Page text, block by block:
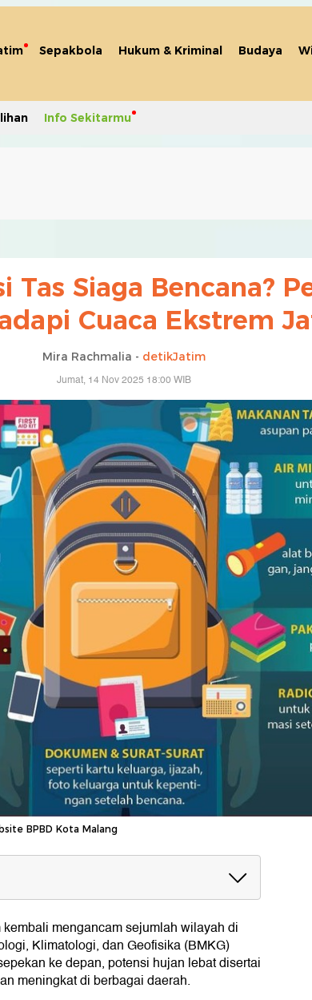
Sepakbola Hukum & Kriminal Budaya
Info Sekitarmu
Tas Siaga Bencana?
Cuaca Ekstrem
Mira Rachmalia - detikJatim
Jumat, 14 Nov 2025 18:00 WIB
BPBD Kota Malang
Bencana Sangat Penting?
Bencana?
untuk 3 Hari
Lama
mengancam sejumlah wilayah di
Klimatologi, dan Geofisika (BMKG)
ke depan, potensi hujan lebat disertai
meningkat di berbagai daerah.